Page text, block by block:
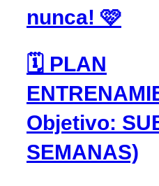
nunca! 🩷
🗓️ PLAN
Objetivo:
SEMANAS)